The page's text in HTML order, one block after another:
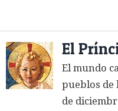
El
El mundo
pueblos de
de